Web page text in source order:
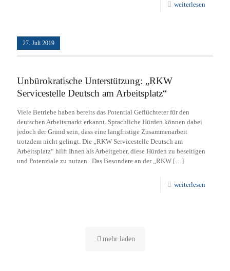
weiterlesen
27. Juli 2019
Unbürokratische Unterstützung: „RKW
Servicestelle Deutsch am Arbeitsplatz“
Viele Betriebe haben bereits das Potential Geflüchteter für den
deutschen Arbeitsmarkt erkannt. Sprachliche Hürden können dabei
jedoch der Grund sein, dass eine langfristige Zusammenarbeit
trotzdem nicht gelingt. Die „RKW Servicestelle Deutsch am
Arbeitsplatz“ hilft Ihnen als Arbeitgeber, diese Hürden zu beseitigen
und Potenziale zu nutzen. Das Besondere an der „RKW […]
weiterlesen
mehr laden